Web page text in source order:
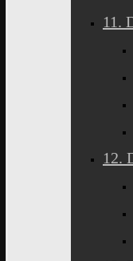
11.
12.